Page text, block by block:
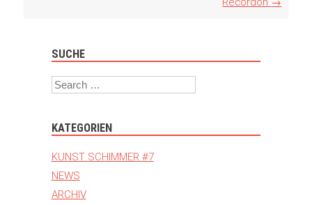
SUCHE
Search
KATEGORIEN
KUNST SCHIMMER #7
NEWS
ARCHIV